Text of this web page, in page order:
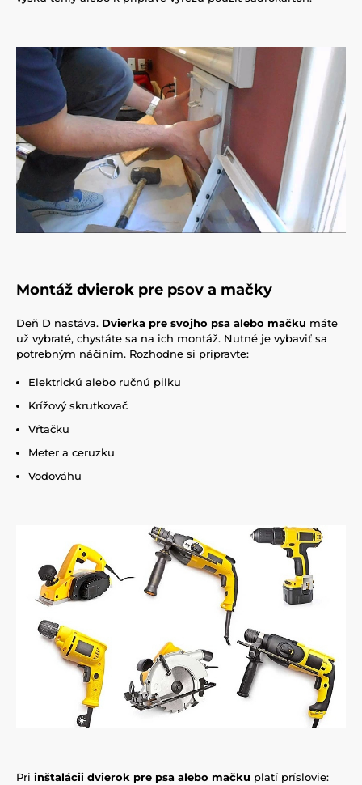
Montáž dvierok pre psov a mačky
Deň D nastáva. Dvierka pre svojho psa alebo mačku máte
už vybraté, chystáte sa na ich montáž. Nutné je vybaviť sa
potrebným náčiním. Rozhodne si pripravte:
Elektrickú alebo ručnú pilku
Krížový skrutkovač
Vŕtačku
Meter a ceruzku
Vodováhu
Pri inštalácii dvierok pre psa alebo mačku platí príslovie: